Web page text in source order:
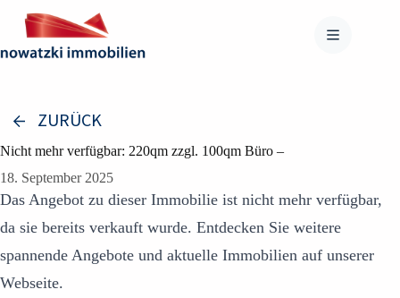
Inhalt
springen
ZURÜCK
Nicht mehr verfügbar: 220qm zzgl. 100qm Büro –
18. September 2025
Das Angebot zu dieser Immobilie ist nicht mehr verfügbar,
da sie bereits verkauft wurde. Entdecken Sie weitere
spannende Angebote und aktuelle Immobilien auf unserer
Webseite.